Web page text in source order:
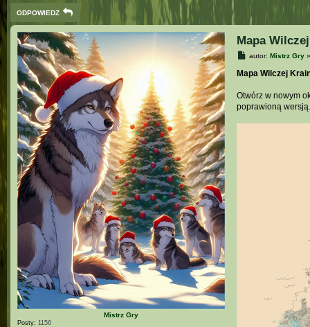
ODPOWIEDZ
Mistrz Gry
Posty: 1156
Mapa
P
s
t
autor:Mistrz Gry
Mapa Wilczej
Otwórz w nowym
poprawioną wersją.